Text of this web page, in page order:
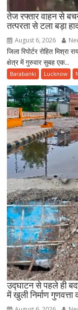
तेज रफ्तार वाहन से
तत्परता से टला बड़ा
August 6, 2026
जिला रिपोर्टर रोहित मिश्रा
क्षेत्र में गुरुवार सुबह एक...
Barabanki Lucknow
उद्घाटन से पहले ही
में खुली निर्माण गुणवत्ता